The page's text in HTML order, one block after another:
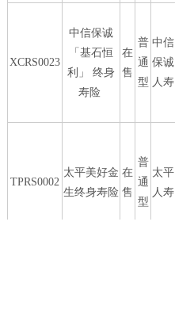
XCRS0023
中信保诚
「基石恒
利」 终身
寿险
在
售
普
通
型
中信
保诚
人寿
TPRS0002
太平美好金
生终身寿险
在
售
普
通
型
太平
人寿